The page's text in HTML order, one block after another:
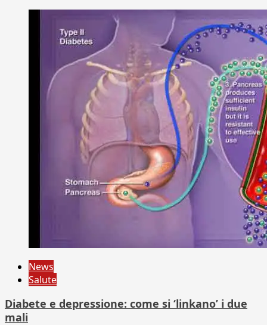
News
Salute
Diabete e depressione: come si ‘linkano’ i due
mali